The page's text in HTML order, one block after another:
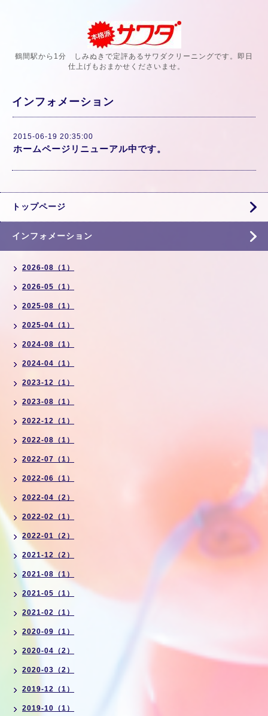
鶴間駅から1分 しみぬきで定評あるサワダクリーニングです。即日
仕上げもおまかせくださいませ。
インフォメーション
2015-06-19 20:35:00
ホームページリニューアル中です。
トップページ
インフォメーション
2026-08（1）
2026-05（1）
2025-08（1）
2025-04（1）
2024-08（1）
2024-04（1）
2023-12（1）
2023-08（1）
2022-12（1）
2022-08（1）
2022-07（1）
2022-06（1）
2022-04（2）
2022-02（1）
2022-01（2）
2021-12（2）
2021-08（1）
2021-05（1）
2021-02（1）
2020-09（1）
2020-04（2）
2020-03（2）
2019-12（1）
2019-10（1）